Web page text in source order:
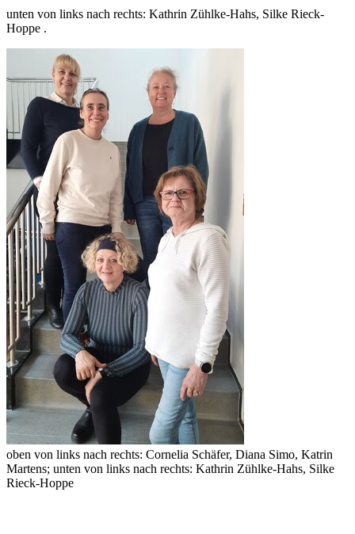
unten von links nach rechts: Kathrin Zühlke-Hahs, Silke Rieck-
Hoppe .
oben von links nach rechts: Cornelia Schäfer, Diana Simo, Katrin
Martens; unten von links nach rechts: Kathrin Zühlke-Hahs, Silke
Rieck-Hoppe